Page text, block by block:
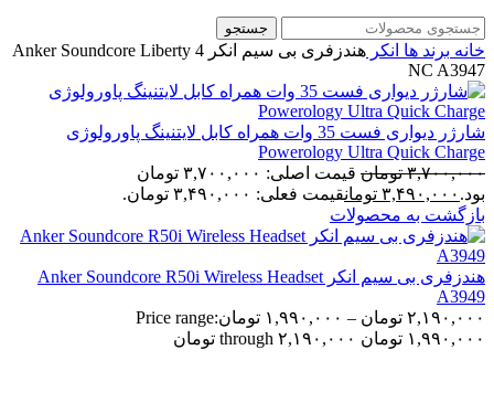
جستجو
خانه برند ها انکر
هندزفری بی سیم انکر Anker Soundcore Liberty 4
NC A3947
شارژر دیواری فست 35 وات همراه کابل لایتنینگ پاورولوژی
Powerology Ultra Quick Charge
۳,۷۰۰,۰۰۰ تومان
قیمت اصلی: ۳,۷۰۰,۰۰۰ تومان
بود. ۳,۴۹۰,۰۰۰ تومانقیمت فعلی: ۳,۴۹۰,۰۰۰ تومان.
بازگشت به محصولات
هندزفری بی سیم انکر Anker Soundcore R50i Wireless Headset
A3949
۲,۱۹۰,۰۰۰ تومان – ۱,۹۹۰,۰۰۰ تومانPrice range:
۱,۹۹۰,۰۰۰ تومان through ۲,۱۹۰,۰۰۰ تومان